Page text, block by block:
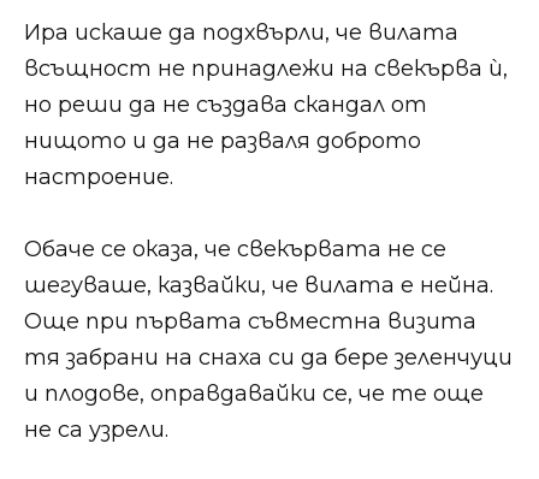
​​​Ира искаше да подхвърли, че вилата
всъщност не принадлежи на свекърва ѝ,
но реши да не създава скандал от
нищото и да не разваля доброто
настроение.​​
​​​Обаче се оказа, че свекървата не се
шегуваше, казвайки, че вилата е нейна.
Още при първата съвместна визита
тя забрани на снаха си да бере зеленчуци
и плодове, оправдавайки се, че те още
не са узрели.​​